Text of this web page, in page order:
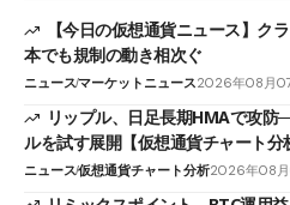
【今日の仮想通貨ニュース】ク
本でも規制の動き相次ぐ
ニュースマーケットニュース2026年08月
リップル、日足長期HMAで攻
ルを試す展開【仮想通貨チャート分
ニュース仮想通貨チャート分析2026年08